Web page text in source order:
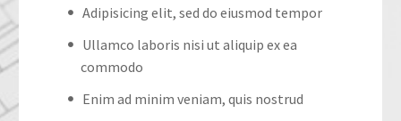
Adipisicing elit, sed do eiusmod tempor
Ullamco laboris nisi ut aliquip ex ea
commodo
Enim ad minim veniam, quis nostrud